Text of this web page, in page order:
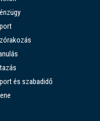
és szabadidő